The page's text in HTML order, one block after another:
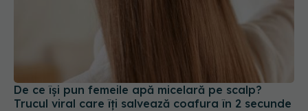
De ce își pun femeile apă micelară pe scalp?
Trucul viral care îți salvează coafura în 2 secunde